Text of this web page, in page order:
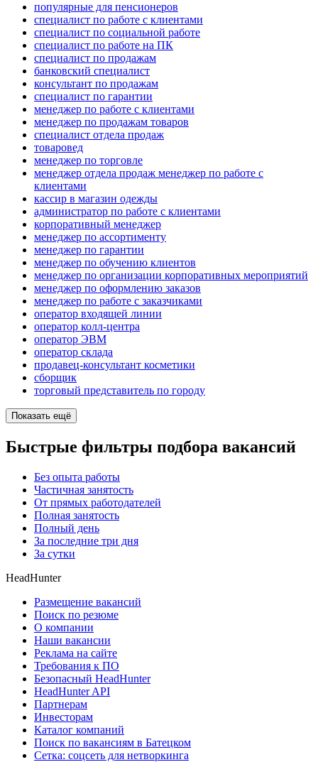
популярные для пенсионеров
специалист по работе с клиентами
специалист по социальной работе
специалист по работе на ПК
специалист по продажам
банковский специалист
консультант по продажам
специалист по гарантии
менеджер по работе с клиентами
менеджер по продажам товаров
специалист отдела продаж
товаровед
менеджер по торговле
менеджер отдела продаж менеджер по работе с
клиентами
кассир в магазин одежды
администратор по работе с клиентами
корпоративный менеджер
менеджер по ассортименту
менеджер по гарантии
менеджер по обучению клиентов
менеджер по организации корпоративных мероприятий
менеджер по оформлению заказов
менеджер по работе с заказчиками
оператор входящей линии
оператор колл-центра
оператор ЭВМ
оператор склада
продавец-консультант косметики
сборщик
торговый представитель по городу
Показать ещё
Быстрые фильтры подбора вакансий
Без опыта работы
Частичная занятость
От прямых работодателей
Полная занятость
Полный день
За последние три дня
За сутки
HeadHunter
Размещение вакансий
Поиск по резюме
О компании
Наши вакансии
Реклама на сайте
Требования к ПО
Безопасный HeadHunter
HeadHunter API
Партнерам
Инвесторам
Каталог компаний
Поиск по вакансиям в Батецком
Сетка: соцсеть для нетворкинга